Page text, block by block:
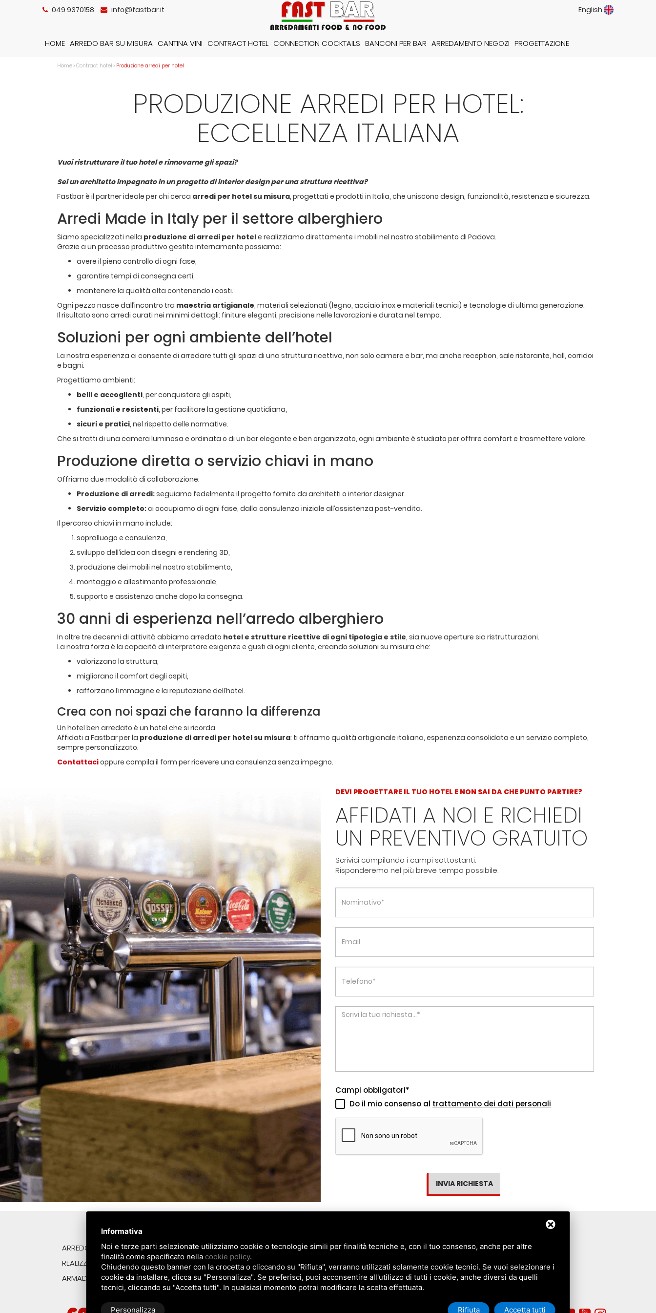
049 9370158 info@fastbar.it English
HOME ARREDO BAR SU MISURA CANTINA VINI CONTRACT HOTEL CONNECTION COCKTAILS BANCONI PER BAR ARREDAMENTO NEGOZI PROGETTAZIONE
Home >Contract hotel > Produzione arredi per hotel
PRODUZIONE ARREDI PER HOTEL:
ECCELLENZA ITALIANA
Vuoi ristrutturare il tuo hotel e rinnovarne gli spazi?
Sei un architetto impegnato in un progetto di interior design per una struttura ricettiva?
Fastbar è il partner ideale per chi cerca arredi per hotel su misura, progettati e prodotti in Italia, che uniscono design, funzionalità, resistenza e sicurezza.
Arredi Made in Italy per il settore alberghiero
Siamo specializzati nella produzione di arredi per hotele realizziamo direttamente i mobili nel nostro stabilimento di Padova.
Grazie a un processo produttivo gestito internamente possiamo:
avere il pieno controllo di ogni fase,
garantire tempi di consegna certi,
mantenere la qualità alta contenendo i costi.
Ogni pezzo nasce dall’incontro tra maestria artigianale, materiali selezionati (legno, acciaio inox e materiali tecnici) e tecnologie di ultima generazione.
Il risultato sono arredi curati nei minimi dettagli: finiture eleganti, precisione nelle lavorazioni e durata nel tempo.
Soluzioni per ogni ambiente dell’hotel
La nostra esperienza ci consente di arredare tutti gli spazi di una struttura ricettiva, non solo camere e bar, ma anche reception, sale ristorante, hall, corridoi
e bagni.
Progettiamo ambienti:
belli e accoglienti, per conquistare gli ospiti,
funzionali e resistenti, per facilitare la gestione quotidiana,
sicuri e pratici, nel rispetto delle normative.
Che si tratti di una camera luminosa e ordinata o di un bar elegante e ben organizzato, ogni ambiente è studiato per offrire comfort e trasmettere valore.
Produzione diretta o servizio chiavi in mano
Offriamo due modalità di collaborazione:
Produzione di arredi:seguiamo fedelmente il progetto fornito da architetti o interior designer.
Servizio completo:ci occupiamo di ogni fase, dalla consulenza iniziale all’assistenza post-vendita.
Il percorso chiavi in mano include:
sopralluogo e consulenza,
sviluppo dell’idea con disegni e rendering 3D,
produzione dei mobili nel nostro stabilimento,
montaggio e allestimento professionale,
supporto e assistenza anche dopo la consegna.
30 anni di esperienza nell’arredo alberghiero
In oltre tre decenni di attività abbiamo arredato hotel e strutture ricettive di ogni tipologia e stile, sia nuove aperture sia ristrutturazioni.
La nostra forza è la capacità di interpretare esigenze e gusti di ogni cliente, creando soluzioni su misura che:
valorizzano la struttura,
migliorano il comfort degli ospiti,
rafforzano l’immagine e la reputazione dell’hotel.
Crea con noi spazi che faranno la differenza
Un hotel ben arredato è un hotel che si ricorda.
Affidati a Fastbar per la produzione di arredi per hotel su misura: ti offriamo qualità artigianale italiana, esperienza consolidata e un servizio completo,
sempre personalizzato.
Contattacioppure compila il form per ricevere una consulenza senza impegno.
DEVI PROGETTARE IL TUO HOTEL E NON SAI DA CHE PUNTO PARTIRE?
AFFIDATI A NOI E RICHIEDI
UN PREVENTIVO GRATUITO
Scrivici compilando i campi sottostanti.
Risponderemo nel più breve tempo possibile.
Campi obbligatori*
Do il mio consenso al trattamento dei dati personali
INVIA RICHIESTA
Informativa
Noi e terze parti selezionate utilizziamo cookie o tecnologie simili per finalità tecniche e, con il tuo consenso, anche per altre
finalità come specificato nella cookie policy.
Chiudendo questo banner con la crocetta o cliccando su "Rifiuta", verranno utilizzati solamente cookie tecnici. Se vuoi selezionare i
cookie da installare, clicca su "Personalizza". Se preferisci, puoi acconsentire all'utilizzo di tutti i cookie, anche diversi da quelli
tecnici, cliccando su "Accetta tutti". In qualsiasi momento potrai modificare la scelta effettuata.
Personalizza Rifiuta Accetta tutti
ARREDO BAR SU MISURA
REALIZZAZIONI
ARMADI FRIGORIFERIANNI 50
CANTINA VINI
BANCONI PER BAR
ARREDAMENTO NEGOZI
PROGETTAZIONE
CHI SIAMO
CONTATTI
PRIVACY POLICY
COOKIE POLICY